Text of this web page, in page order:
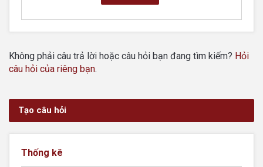
Không phải câu trả lời hoặc câu hỏi bạn đang tìm kiếm? Hỏi
câu hỏi của riêng bạn.
Tạo câu hỏi
Thống kê